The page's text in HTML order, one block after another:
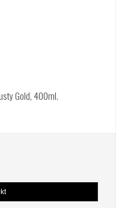
Gold, 400ml.